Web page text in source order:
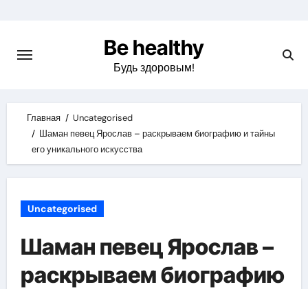
content
Be healthy
Будь здоровым!
Главная
Uncategorised
Шаман певец Ярослав – раскрываем биографию и тайны
его уникального искусства
Uncategorised
Шаман певец Ярослав –
раскрываем биографию